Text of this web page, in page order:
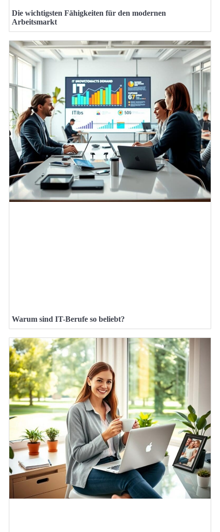
Die wichtigsten Fähigkeiten für den modernen
Arbeitsmarkt
Warum sind IT-Berufe so beliebt?